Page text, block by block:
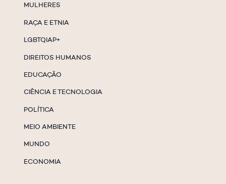
MULHERES
RAÇA E ETNIA
LGBTQIAP+
DIREITOS HUMANOS
EDUCAÇÃO
CIÊNCIA E TECNOLOGIA
POLÍTICA
MEIO AMBIENTE
MUNDO
ECONOMIA